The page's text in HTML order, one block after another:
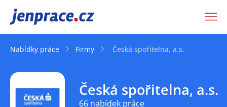
JenPráce.cz
Nabídky práce Firmy Česká spořitelna, a.s.
Česká spořitelna, a.s.
66 nabídek práce